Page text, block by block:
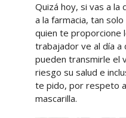
Quizá hoy, si vas a la
a la farmacia, tan
quien te proporcione
trabajador ve al día a
pueden transmirle el
riesgo su salud e
te pido, por respeto
mascarilla.